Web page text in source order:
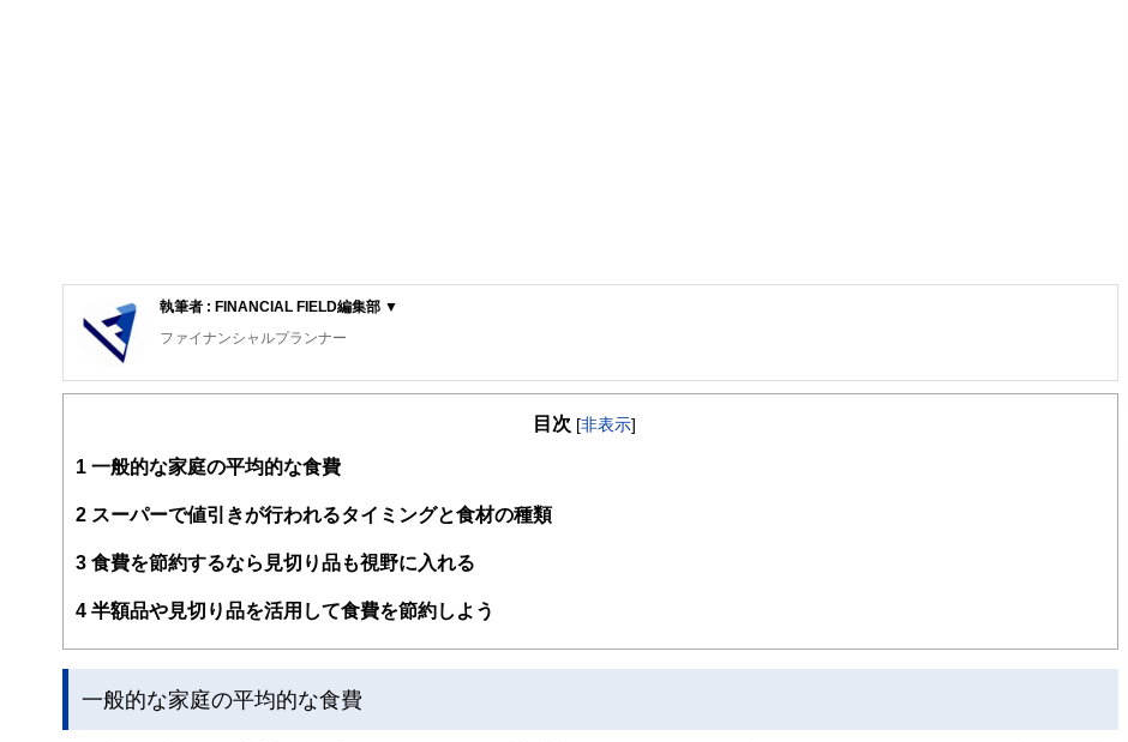
執筆者 : FINANCIAL FIELD編集部 ▼
ファイナンシャルプランナー
FinancialField編集部は、金融、経済に関する記事を、日々の暮らしにどのような影響を与えるかという視点で、お金の知識がない方でも理解でき
案から記事掲載まですべての工程に関わることで、読者目線のコンテンツを追求しています。
FinancialFieldの特徴は、ファイナンシャルプランナー、弁護士、税理士、宅地建物取引士、相続診断士、住宅ローンアドバイザー、DCプランナ
ー、公認会計士、社会保険労務士、行政書士、投資アナリスト、キャリアコンサルタントなど150名以上の有資格者を執筆者・監修者として迎
と、読み応えのあるコンテンツと確かな情報発信を実現しています。
私たちは、快適でより良い生活のアイデアを提供するお金のコンシェルジュを目指します。
目次 [非表示]
1 一般的な家庭の平均的な食費
2 スーパーで値引きが行われるタイミングと食材の種類
3 食費を節約するなら見切り品も視野に入れる
4 半額品や見切り品を活用して食費を節約しよう
一般的な家庭の平均的な食費